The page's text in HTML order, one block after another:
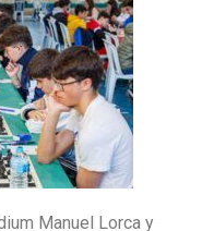
Manuel Lorca y